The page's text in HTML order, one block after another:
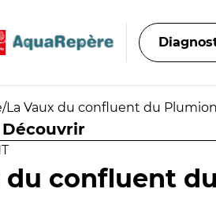
/La Vaux du confluent du
Découvrir
du confluent